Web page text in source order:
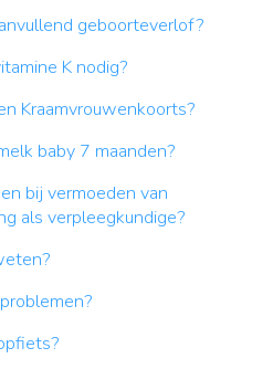
geboorteverlof?
K nodig?
Kraamvrouwenkoorts?
baby 7 maanden?
bij vermoeden van
als verpleegkundige?